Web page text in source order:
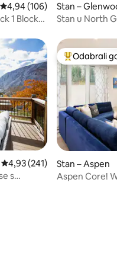
Prosječna ocjena: 4,94/5,
4,94 (106)
1 Block
Stan –
Stan u North
„Odabrali gosti”
Prosječna ocjena: 4,93/5,
4,93 (241)
s
Među
Odabrali
Stan – Aspen
Aspen Core!